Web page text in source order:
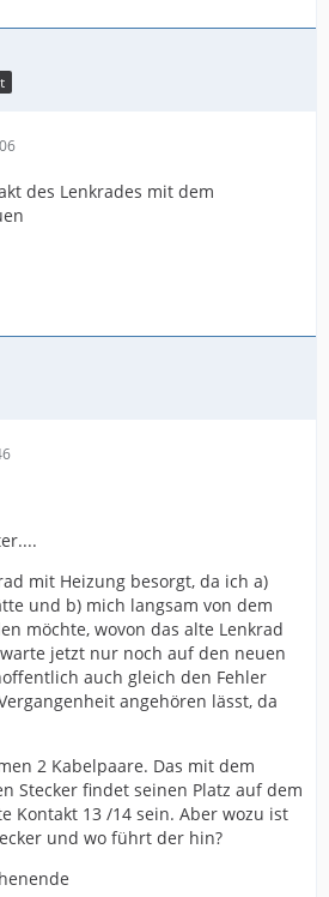
des Lenkrades mit dem
mit Heizung besorgt, da ich a)
und b) mich langsam von dem
möchte, wovon das alte Lenkrad
jetzt nur noch auf den neuen
auch gleich den Fehler
angehören lässt, da
2 Kabelpaare. Das mit dem
Stecker findet seinen Platz auf dem
Kontakt 13 /14 sein. Aber wozu ist
und wo führt der hin?